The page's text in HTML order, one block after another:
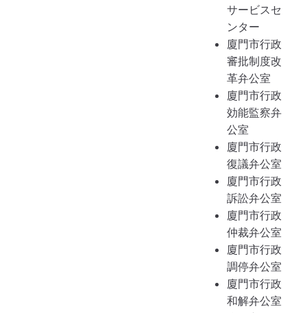
サービスセ
ンター
廈門市行政
審批制度改
革弁公室
廈門市行政
効能監察弁
公室
廈門市行政
復議弁公室
廈門市行政
訴訟弁公室
廈門市行政
仲裁弁公室
廈門市行政
調停弁公室
廈門市行政
和解弁公室